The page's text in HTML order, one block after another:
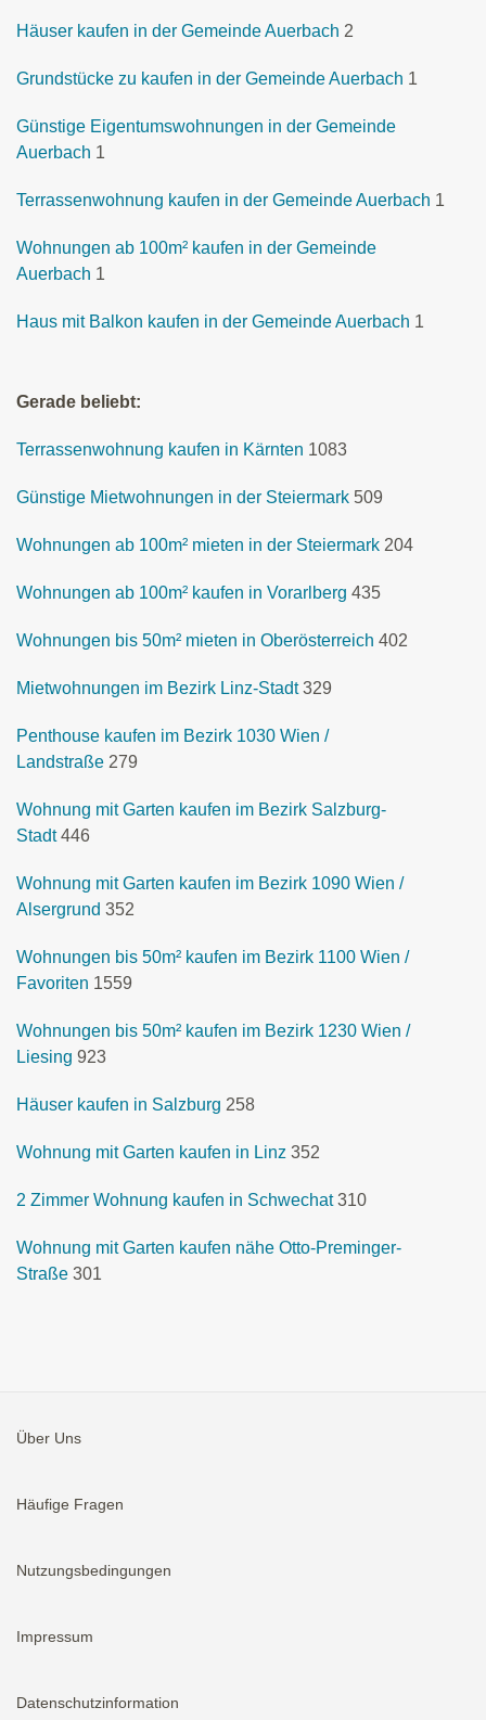
Häuser kaufen in der Gemeinde Auerbach 2
Grundstücke zu kaufen in der Gemeinde Auerbach 1
Günstige Eigentumswohnungen in der Gemeinde
Auerbach 1
Terrassenwohnung kaufen in der Gemeinde Auerbach 1
Wohnungen ab 100m² kaufen in der Gemeinde
Auerbach 1
Haus mit Balkon kaufen in der Gemeinde Auerbach 1
Gerade beliebt:
Terrassenwohnung kaufen in Kärnten 1083
Günstige Mietwohnungen in der Steiermark 509
Wohnungen ab 100m² mieten in der Steiermark 204
Wohnungen ab 100m² kaufen in Vorarlberg 435
Wohnungen bis 50m² mieten in Oberösterreich 402
Mietwohnungen im Bezirk Linz-Stadt 329
Penthouse kaufen im Bezirk 1030 Wien /
Landstraße 279
Wohnung mit Garten kaufen im Bezirk Salzburg-
Stadt 446
Wohnung mit Garten kaufen im Bezirk 1090 Wien /
Alsergrund 352
Wohnungen bis 50m² kaufen im Bezirk 1100 Wien /
Favoriten 1559
Wohnungen bis 50m² kaufen im Bezirk 1230 Wien /
Liesing 923
Häuser kaufen in Salzburg 258
Wohnung mit Garten kaufen in Linz 352
2 Zimmer Wohnung kaufen in Schwechat 310
Wohnung mit Garten kaufen nähe Otto-Preminger-
Straße 301
Über Uns
Häufige Fragen
Nutzungsbedingungen
Impressum
Datenschutzinformation